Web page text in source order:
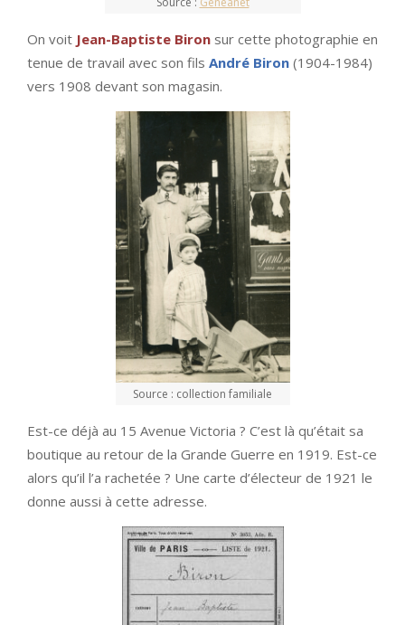
On voit Jean-Baptiste Biron sur cette photographie en
tenue de travail avec son fils André Biron (1904-1984)
vers 1908 devant son magasin.
Source : collection familiale
Est-ce déjà au 15 Avenue Victoria ? C’est là qu’était sa
boutique au retour de la Grande Guerre en 1919. Est-ce
alors qu’il l’a rachetée ? Une carte d’électeur de 1921 le
donne aussi à cette adresse.